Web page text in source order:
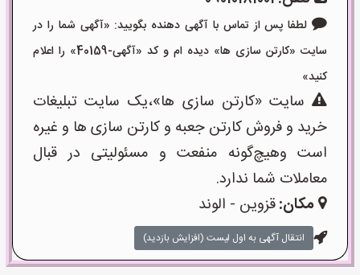
لطفا پس از تماس با آگهی دهنده بگویید: «آگهی شما را در
سایت «کارتن سازی ها» دیده ام و کد «آگهی-40159» را اعلام
کنید»
سایت «کارتن سازی ها»،یک سایت تبلیغات
خرید و فروش کارتن جعبه و کارتن سازی ها و غیره
است وهیچ‌گونه منفعت و مسئولیتی در قبال
معاملات شما ندارد.
مکان:قزوین - الوند
انتقال آگهی به اول لیست (افزایش بازدید)